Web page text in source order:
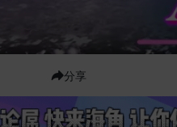
分享